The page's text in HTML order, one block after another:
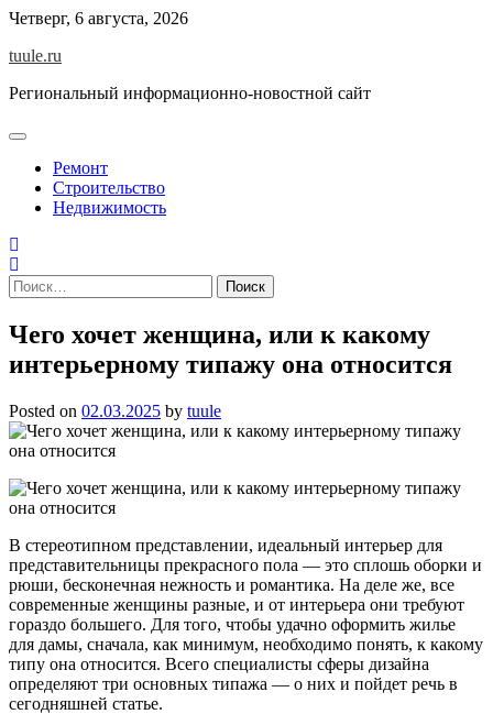
Skip
content
Четверг, 6 августа, 2026
tuule.ru
Региональный информационно-новостной сайт
Ремонт
Строительство
Недвижимость
Найти:
Чего хочет женщина, или к какому
интерьерному типажу она относится
Posted on 02.03.2025 by tuule
В стереотипном представлении, идеальный интерьер для
представительницы прекрасного пола — это сплошь оборки и
рюши, бесконечная нежность и романтика. На деле же, все
современные женщины разные, и от интерьера они требуют
гораздо большего. Для того, чтобы удачно оформить жилье
для дамы, сначала, как минимум, необходимо понять, к какому
типу она относится. Всего специалисты сферы дизайна
определяют три основных типажа — о них и пойдет речь в
сегодняшней статье.